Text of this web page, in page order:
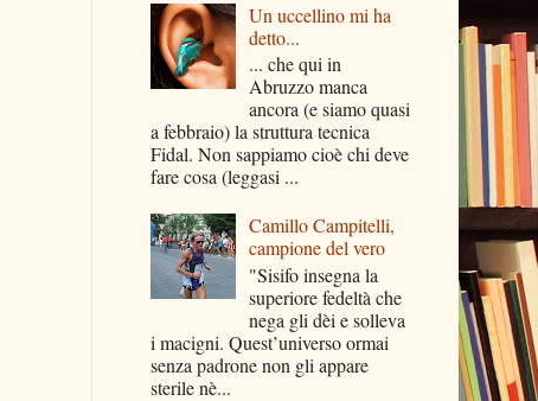
Un uccellino mi ha
detto...
... che qui in
Abruzzo manca
ancora (e siamo quasi
a febbraio) la struttura tecnica
Fidal. Non sappiamo cioè chi deve
fare cosa (leggasi ...
Camillo Campitelli,
campione del vero
"Sisifo insegna la
superiore fedeltà che
nega gli dèi e solleva
i macigni. Quest’universo ormai
senza padrone non gli appare
sterile nè...